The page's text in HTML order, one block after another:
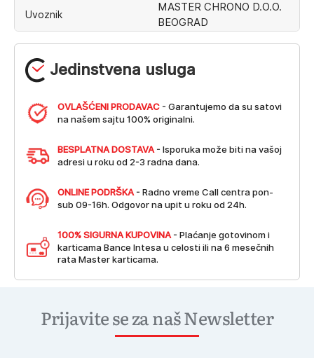
Jedinstvena usluga
OVLAŠĆENI PRODAVAC - Garantujemo da su satovi
na našem sajtu 100% originalni.
BESPLATNA DOSTAVA - Isporuka može biti na vašoj
adresi u roku od 2-3 radna dana.
ONLINE PODRŠKA - Radno vreme Call centra pon-
sub 09-16h. Odgovor na upit u roku od 24h.
100% SIGURNA KUPOVINA - Plaćanje gotovinom i
karticama Bance Intesa u celosti ili na 6 mesečnih
rata Master karticama.
Uvoznik
MASTER CHRONO D.O.O.
BEOGRAD
Prijavite se za naš Newsletter